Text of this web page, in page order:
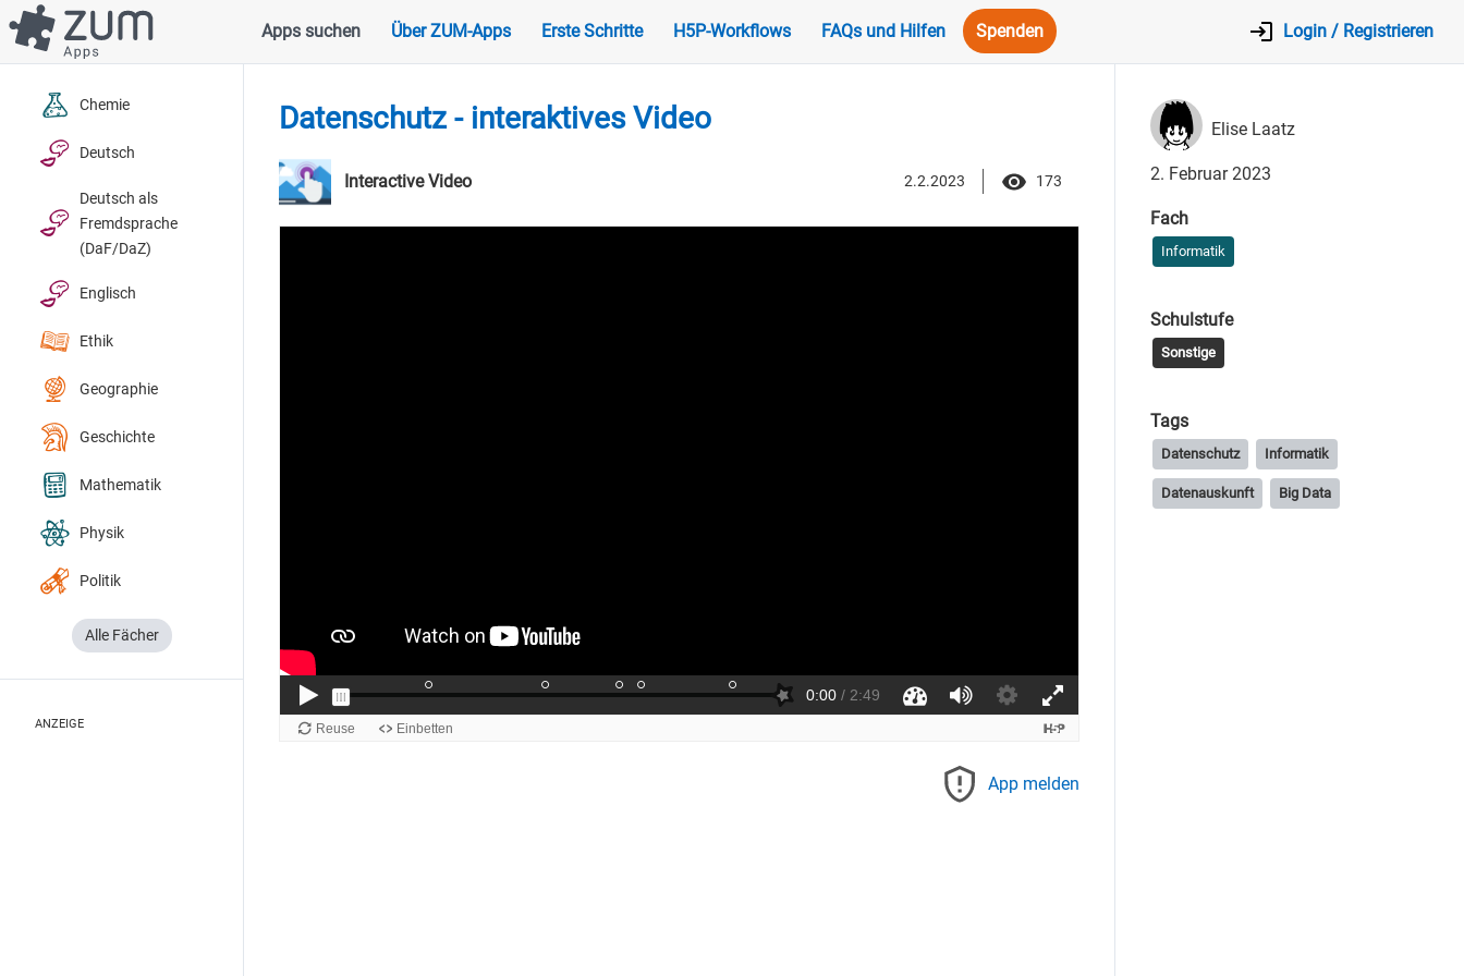
Direkt
zum
Inhalt
Hauptnavigation
Apps suchen Über ZUM-Apps Erste Schritte H5P-Workflows FAQs und Hilfen Spenden Login / Registrieren
Chemie
Deutsch
Deutsch als
Fremdsprache
(DaF/DaZ)
Englisch
Ethik
Geographie
Geschichte
Mathematik
Physik
Politik
Alle Fächer
ANZEIGE
Datenschutz - interaktives Video
Interactive Video 2.2.2023 173
App melden
Elise Laatz
2. Februar 2023
Fach
Informatik
Schulstufe
Sonstige
Tags
Datenschutz Informatik
Datenauskunft Big Data